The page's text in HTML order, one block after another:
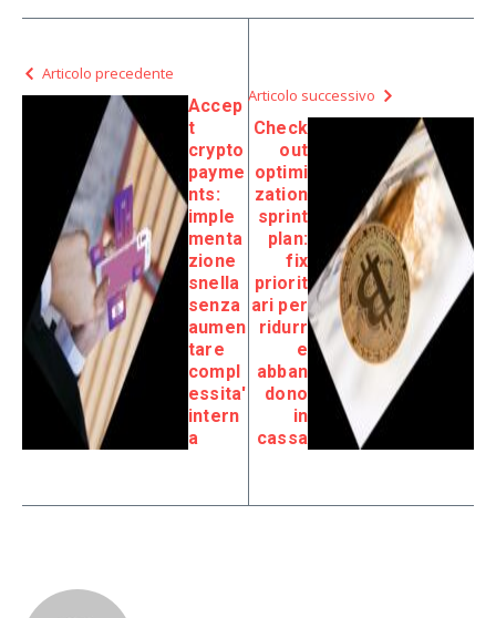
Articolo precedente
Accep
t
crypto
payme
nts:
imple
menta
zione
snella
senza
aumen
tare
compl
essita'
intern
a
Articolo successivo
Check
out
optimi
zation
sprint
plan:
fix
priorit
ari per
ridurr
e
abban
dono
in
cassa